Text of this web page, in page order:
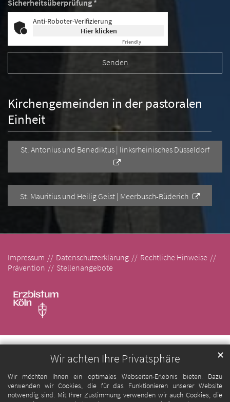
Wir achten Ihre Privatsphäre
Wir möchten Ihnen ein optimales Webseiten-Erlebnis bieten. Dazu
verwenden wir Cookies, die für das Funktionieren unserer Website
notwendig sind. Mit Ihrer Zustimmung verwenden wir auch Cookies, die
✕
Sicherheitsüberprüfung *
Anti-Roboter-Verifizierung
Hier klicken
Friendly
Kirchengemeinden in der pastoralen
Einheit
St. Antonius und Benediktus | linksrheinisches Düsseldorf
St. Mauritius und Heilig Geist | Meerbusch-Büderich
Impressum Datenschutzerklärung
Rechtliche Hinweise
Prävention
Stellenangebote